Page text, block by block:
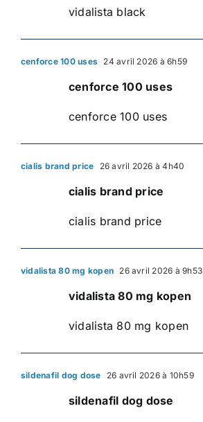
vidalista black
cenforce 100 uses 24 avril 2026 à 6h59
cenforce 100 uses
cenforce 100 uses
cialis brand price 26 avril 2026 à 4h40
cialis brand price
cialis brand price
vidalista 80 mg kopen 26 avril 2026 à 9h53
vidalista 80 mg kopen
vidalista 80 mg kopen
sildenafil dog dose 26 avril 2026 à 10h59
sildenafil dog dose